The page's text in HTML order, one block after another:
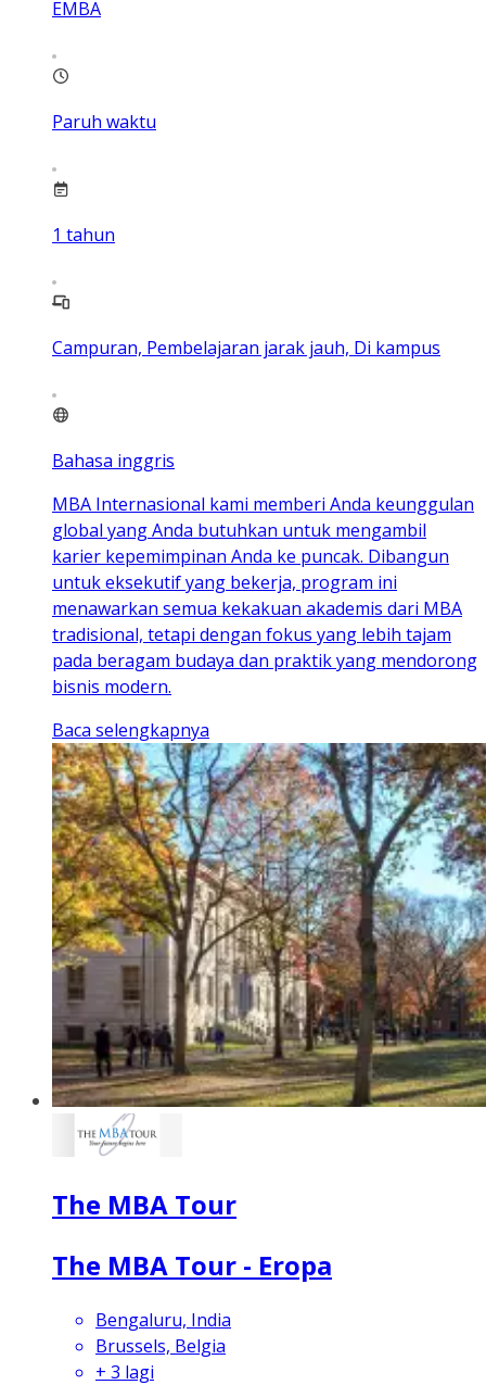
EMBA
Paruh waktu
1 tahun
Campuran, Pembelajaran jarak jauh, Di kampus
Bahasa inggris
MBA Internasional kami memberi Anda keunggulan
global yang Anda butuhkan untuk mengambil
karier kepemimpinan Anda ke puncak. Dibangun
untuk eksekutif yang bekerja, program ini
menawarkan semua kekakuan akademis dari MBA
tradisional, tetapi dengan fokus yang lebih tajam
pada beragam budaya dan praktik yang mendorong
bisnis modern.
Baca selengkapnya
The MBA Tour
The MBA Tour - Eropa
Bengaluru, India
Brussels, Belgia
+ 3 lagi